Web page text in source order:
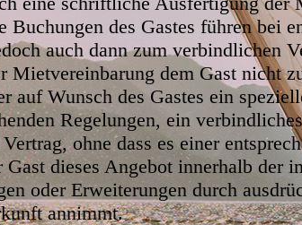
des Gastes führen bei
auch dann zum verbindlichen
dem Gast nicht
auf Wunsch des Gastes ein
Regelungen, ein
ohne dass es einer
dieses Angebot innerhalb der
oder Erweiterungen durch
annimmt.